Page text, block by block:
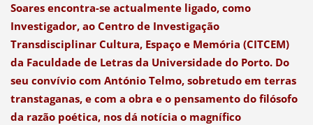
Soares encontra-se actualmente ligado, como
Investigador, ao Centro de Investigação
Transdisciplinar Cultura, Espaço e Memória (CITCEM)
da Faculdade de Letras da Universidade do Porto. Do
seu convívio com António Telmo, sobretudo em terras
transtaganas, e com a obra e o pensamento do filósofo
da razão poética, nos dá notícia o magnífico